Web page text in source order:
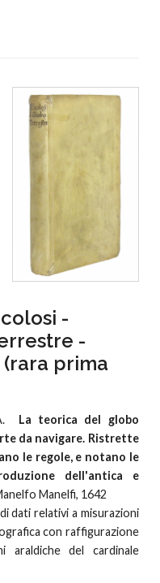
-
-
(rara prima
La teorica del globo
da navigare. Ristrette
le regole, e notano le
dell'antica e
Manelfi, 1642
dati relativi a misurazioni
con raffigurazione
del cardinale